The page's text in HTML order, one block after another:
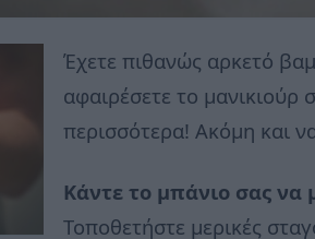
Έχετε πιθανώς αρκετό
αφαιρέσετε το μανικιούρ
περισσότερα! Ακόμη και
Κάντε το μπάνιο σας να
Τοποθετήστε μερικές